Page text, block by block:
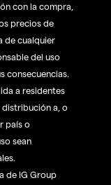
con la compra,
precios de
de cualquier
del uso
consecuencias.
a residentes
distribución a, o
país o
sean
de IG Group